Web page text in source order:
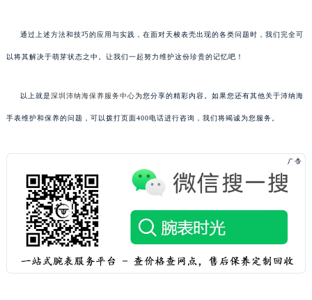
通过上述方法和技巧的应用与实践，在面对天梭表壳出现的各类问题时，我们完全可
以将其解决于萌芽状态之中。让我们一起努力维护这份珍贵的记忆吧！
以上就是深圳沛纳海保养服务中心为您分享的精彩内容。如果您还有其他关于沛纳海
手表维护和保养的问题，可以拨打页面400电话进行咨询，我们将竭诚为您服务。